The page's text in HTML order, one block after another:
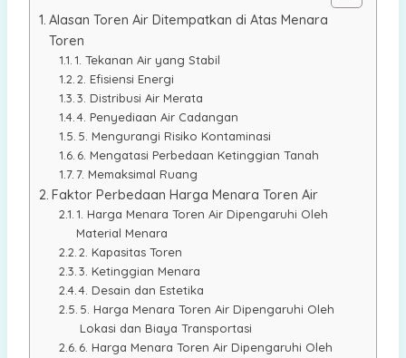
Alasan Toren Air Ditempatkan di Atas Menara
Toren
1. Tekanan Air yang Stabil
2. Efisiensi Energi
3. Distribusi Air Merata
4. Penyediaan Air Cadangan
5. Mengurangi Risiko Kontaminasi
6. Mengatasi Perbedaan Ketinggian Tanah
7. Memaksimal Ruang
Faktor Perbedaan Harga Menara Toren Air
1. Harga Menara Toren Air Dipengaruhi Oleh
Material Menara
2. Kapasitas Toren
3. Ketinggian Menara
4. Desain dan Estetika
5. Harga Menara Toren Air Dipengaruhi Oleh
Lokasi dan Biaya Transportasi
6. Harga Menara Toren Air Dipengaruhi Oleh